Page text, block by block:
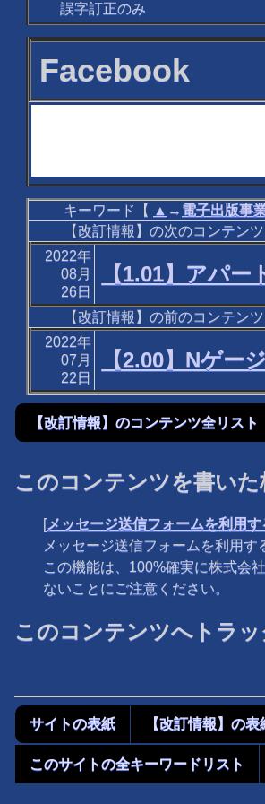
誤字訂正のみ
Facebook
キーワード【 ▲ → 電子出版事
【改訂情報】の次のコンテンツ
2022年
08月
26日
【1.01】アパ
【改訂情報】の前のコンテンツ
2022年
07月
22日
【2.00】Nゲ
【改訂情報】のコンテンツ全リスト
このコンテンツを書い
[メッセージ送信フォームを利用す
メッセージ送信フォームを利用
この機能は、100%確実に株式会
ないことにご注意ください。
このコンテンツへトラ
サイトの表紙 【改訂情報】の表
このサイトの全キーワードリスト